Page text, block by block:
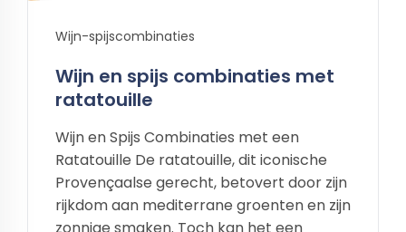
Wijn-spijscombinaties
Wijn en spijs combinaties met
ratatouille
Wijn en Spijs Combinaties met een
Ratatouille De ratatouille, dit iconische
Provençaalse gerecht, betovert door zijn
rijkdom aan mediterrane groenten en zijn
zonnige smaken. Toch kan het een